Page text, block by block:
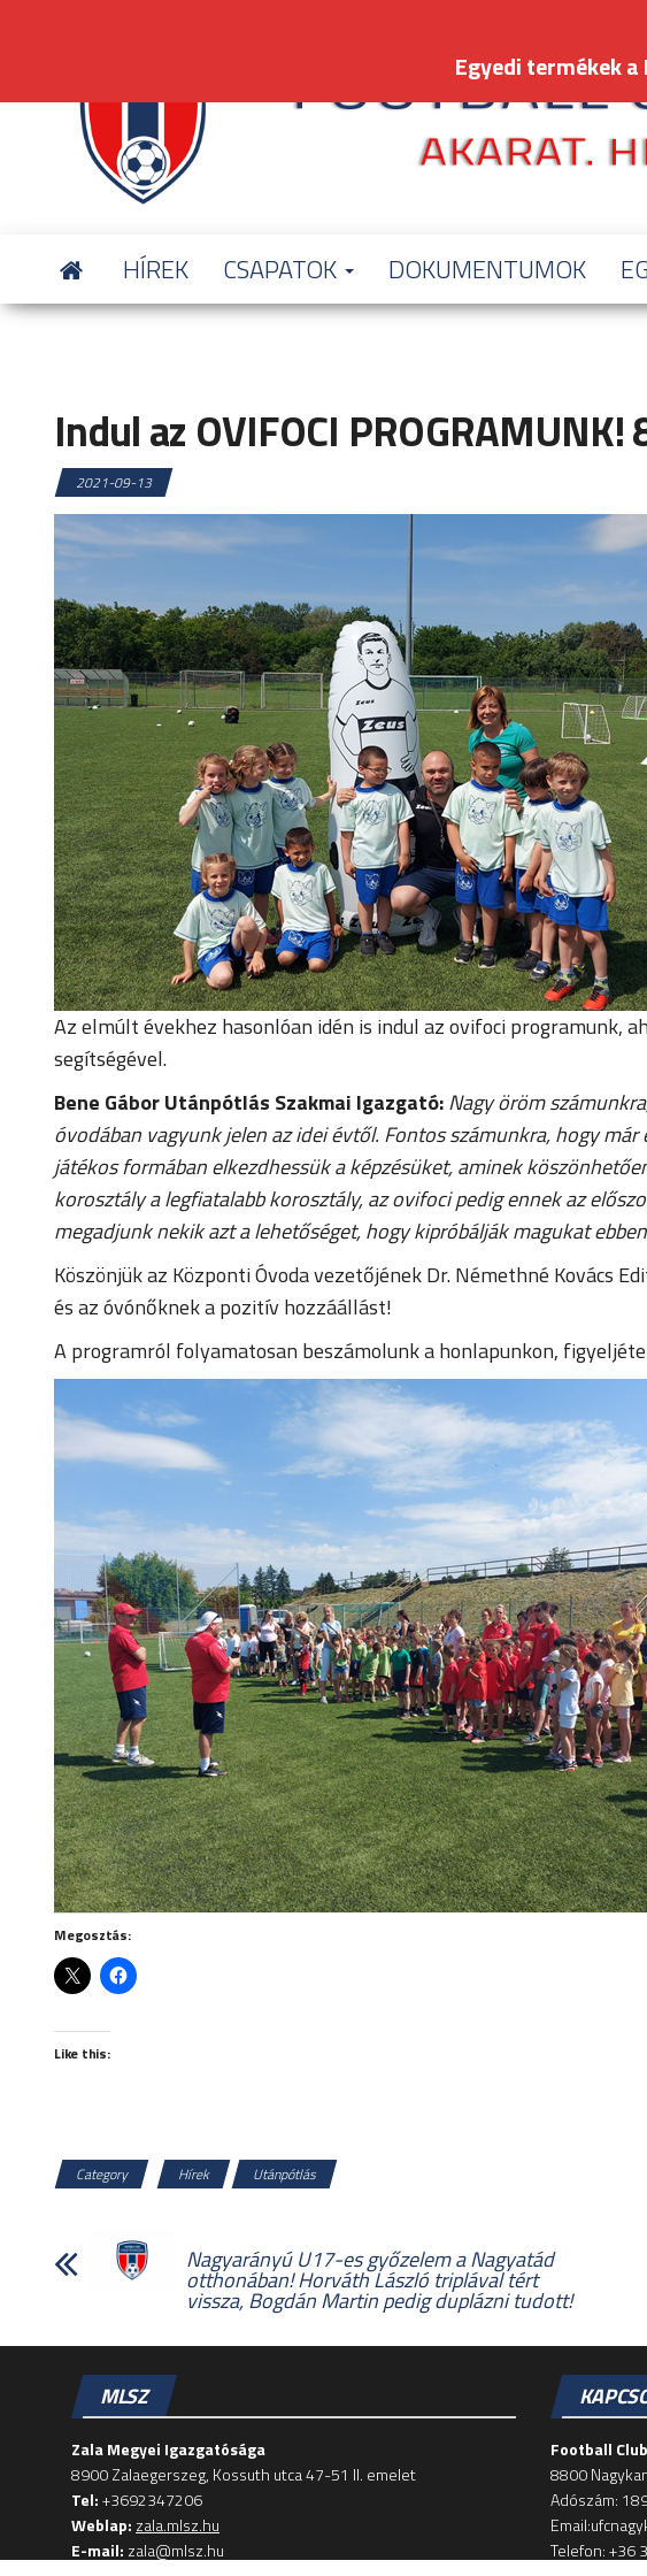
content
HÍREK CSAPATOK DOKUMENTUMOK
Indul az OVIFOCI
2021-09-13
Az elmúlt évekhez hasonlóan idén is indul az ovifoci programunk,
segítségével.
Bene Gábor Utánpótlás Szakmai Igazgató:Nagy öröm
óvodában vagyunk jelen az idei évtől. Fontos számunkra, hogy
játékos formában elkezdhessük a képzésüket, aminek
korosztály a legfiatalabb korosztály, az ovifoci pedig ennek az
megadjunk nekik azt a lehetőséget, hogy kipróbálják magukat
Köszönjük az Központi Óvoda vezetőjének Dr. Némethné Kovács
és az óvónőknek a pozitív hozzáállást!
A programról folyamatosan beszámolunk a honlapunkon,
Megosztás:
Like this:
Category Hírek Utánpótlás
Nagyarányú U17-es győzelem a Nagyatád
otthonában! Horváth László triplával tért
vissza, Bogdán Martin pedig duplázni tudott!
MLSZ
Zala Megyei Igazgatósága
8900 Zalaegerszeg, Kossuth utca 47-51 II. emelet
Tel:+3692347206
Weblap: zala.mlsz.hu
E-mail: zala@mlsz.hu
Football
8800
Adószám:
Telefon: +36
Egyedi termékek a